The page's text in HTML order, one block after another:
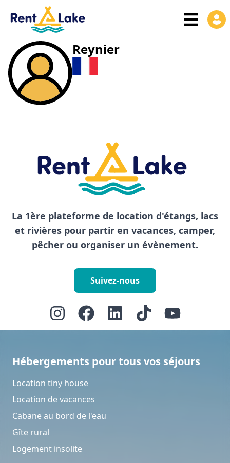
Reynier
La 1ère plateforme de location d'étangs, lacs
et rivières pour partir en vacances, camper,
pêcher ou organiser un évènement.
Suivez-nous
Hébergements pour tous vos séjours
Location tiny house
Location de vacances
Cabane au bord de l'eau
Gîte rural
Logement insolite